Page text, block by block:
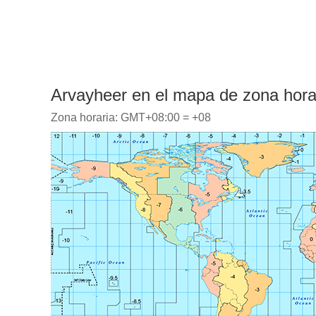
Arvayheer en el mapa de zona
Zona horaria: GMT+08:00 = +08